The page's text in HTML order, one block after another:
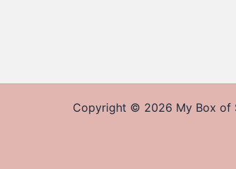
Copyright © 2026 My Box of